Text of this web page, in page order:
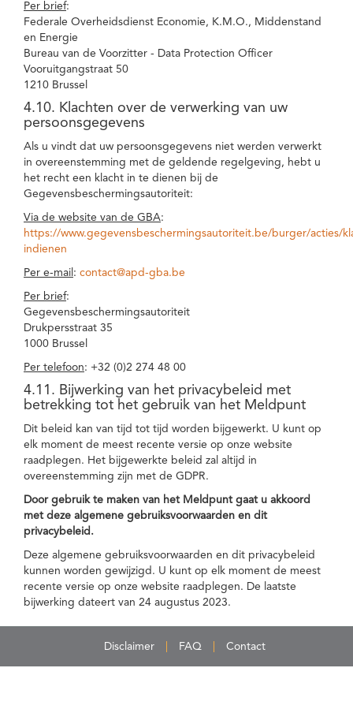
Per brief:
Federale Overheidsdienst Economie, K.M.O., Middenstand
en Energie
Bureau van de Voorzitter - Data Protection Officer
Vooruitgangstraat 50
1210 Brussel
4.10. Klachten over de verwerking van uw
persoonsgegevens
Als u vindt dat uw persoonsgegevens niet werden verwerkt
in overeenstemming met de geldende regelgeving, hebt u
het recht een klacht in te dienen bij de
Gegevensbeschermingsautoriteit:
Via de website van de GBA:
https://www.gegevensbeschermingsautoriteit.be/burger/acties/
indienen
Per e-mail : contact@apd-gba.be
Per brief:
Gegevensbeschermingsautoriteit
Drukpersstraat 35
1000 Brussel
Per telefoon: +32 (0)2 274 48 00
4.11. Bijwerking van het privacybeleid met
betrekking tot het gebruik van het Meldpunt
Dit beleid kan van tijd tot tijd worden bijgewerkt. U kunt op
elk moment de meest recente versie op onze website
raadplegen. Het bijgewerkte beleid zal altijd in
overeenstemming zijn met de GDPR.
Door gebruik te maken van het Meldpunt gaat u akkoord
met deze algemene gebruiksvoorwaarden en dit
privacybeleid.
Deze algemene gebruiksvoorwaarden en dit privacybeleid
kunnen worden gewijzigd. U kunt op elk moment de meest
recente versie op onze website raadplegen. De laatste
bijwerking dateert van 24 augustus 2023.
Disclaimer FAQ Contact